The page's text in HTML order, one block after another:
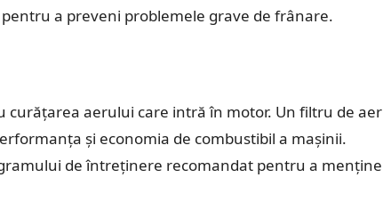
a preveni problemele grave de frânare.
curățarea aerului care intră în motor. Un filtru de aer
și economia de combustibil a mașinii.
de întreținere recomandat pentru a menține